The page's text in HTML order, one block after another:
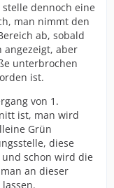
dennoch eine
man nimmt den
ab, sobald
angezeigt, aber
unterbrochen
ist.
von 1.
ist, man wird
Grün
diese
schon wird die
an dieser